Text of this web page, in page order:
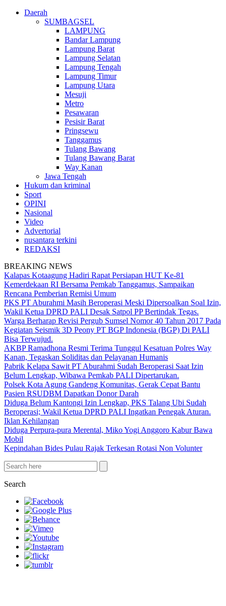
Daerah
SUMBAGSEL
LAMPUNG
Bandar Lampung
Lampung Barat
Lampung Selatan
Lampung Tengah
Lampung Timur
Lampung Utara
Mesuji
Metro
Pesawaran
Pesisir Barat
Pringsewu
Tanggamus
Tulang Bawang
Tulang Bawang Barat
Way Kanan
Jawa Tengah
Hukum dan kriminal
Sport
OPINI
Nasional
Video
Advertorial
nusantara terkini
REDAKSI
BREAKING NEWS
Kalapas Kotaagung Hadiri Rapat Persiapan HUT Ke-81
Kemerdekaan RI Bersama Pemkab Tanggamus, Sampaikan
Rencana Pemberian Remisi Umum
PKS PT Aburahmi Masih Beroperasi Meski Dipersoalkan Soal Izin,
Wakil Ketua DPRD PALI Desak Satpol PP Bertindak Tegas.
Warga Berharap Revisi Pergub Sumsel Nomor 40 Tahun 2017 Pada
Kegiatan Seismik 3D Peony PT BGP Indonesia (BGP) Di PALI
Bisa Terwujud.
AKBP Ramadhona Resmi Terima Tunggul Kesatuan Polres Way
Kanan, Tegaskan Soliditas dan Pelayanan Humanis
Pabrik Kelapa Sawit PT Aburahmi Sudah Beroperasi Saat Izin
Belum Lengkap, Wibawa Pemkab PALI Dipertarukan.
Polsek Kota Agung Gandeng Komunitas, Gerak Cepat Bantu
Pasien RSUDBM Dapatkan Donor Darah
Diduga Belum Kantongi Izin Lengkap, PKS Talang Ubi Sudah
Beroperasi; Wakil Ketua DPRD PALI Ingatkan Penegak Aturan.
Iklan Kehilangan
Diduga Perpura-pura Merental, Miko Yogi Anggoro Kabur Bawa
Mobil
Kepindahan Bides Pulau Rajak Terkesan Rotasi Non Volunter
Search